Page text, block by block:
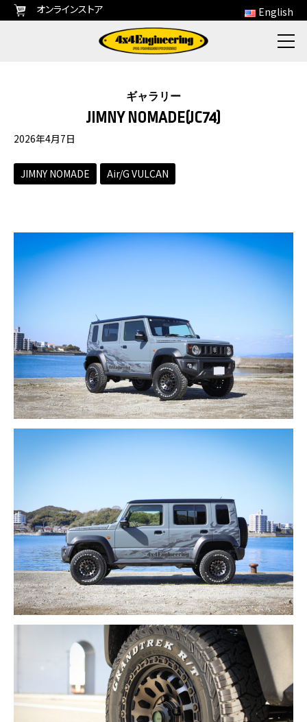
オンラインストア English
ギャラリー
JIMNY NOMADE(JC74)
2026年4月7日
JIMNY NOMADE Air/G VULCAN